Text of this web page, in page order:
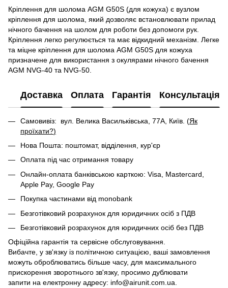
Кріплення для шолома AGM G50S (для кожуха) є вузлом
кріплення для шолома, який дозволяє встановлювати прилад
нічного бачення на шолом для роботи без допомоги рук.
Кріплення легко регулюється та має відкидний механізм. Легке
та міцне кріплення для шолома AGM G50S для кожуха
призначене для використання з окулярами нічного бачення
AGM NVG-40 та NVG-50.
Доставка Оплата Гарантія Консультація
Самовивіз: вул. Велика Васильківська, 77А, Київ. (Як
проїхати?)
Нова Пошта: поштомат, відділення, кур'єр
Оплата під час отримання товару
Онлайн-оплата банківською карткою: Visa, Mastercard,
Apple Pay, Google Pay
Покупка частинами від monobank
Безготівковий розрахунок для юридичних осіб з ПДВ
Безготівковий розрахунок для юридичних осіб без ПДВ
Офіційна гарантія та сервісне обслуговування.
Вибачте, у зв'язку із політичною ситуацією, ваші замовлення
можуть оброблюватись більше часу, для максимального
прискорення зворотнього зв'язку, просимо дублювати
запити на електронну адресу: info@airunit.com.ua.